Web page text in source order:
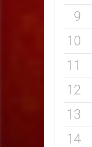
9
10
11
12
13
14